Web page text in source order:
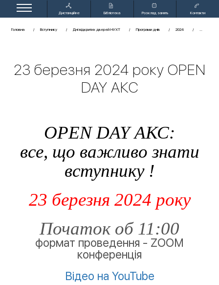
Дистанційне
Бібліотека Розклад занять Контакти
Головна Вступнику Дні відкритих дверей НУХТ Програми днів 2024
23 березня 2024 року OPEN
DAY АКС
OPEN DAY АКС:
все, що важливо знати
вступнику !
23 березня 2024 року
Початок об 11:00
формат проведення - ZOOM
конференція
Відео на YouTube